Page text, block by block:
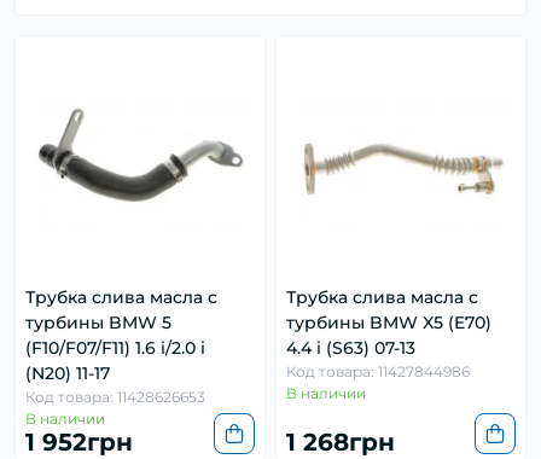
Трубка слива масла с
турбины BMW 5
(F10/F07/F11) 1.6 i/2.0 i
(N20) 11-17
Код товара: 11428626653
В наличии
1 952грн
Трубка слива масла с
турбины BMW X5 (E70)
4.4 i (S63) 07-13
Код товара: 11427844986
В наличии
1 268грн